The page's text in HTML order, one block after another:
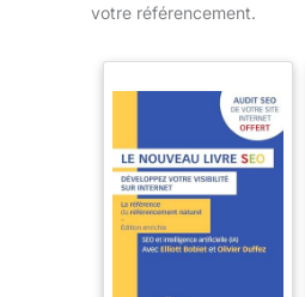
votre référencement.